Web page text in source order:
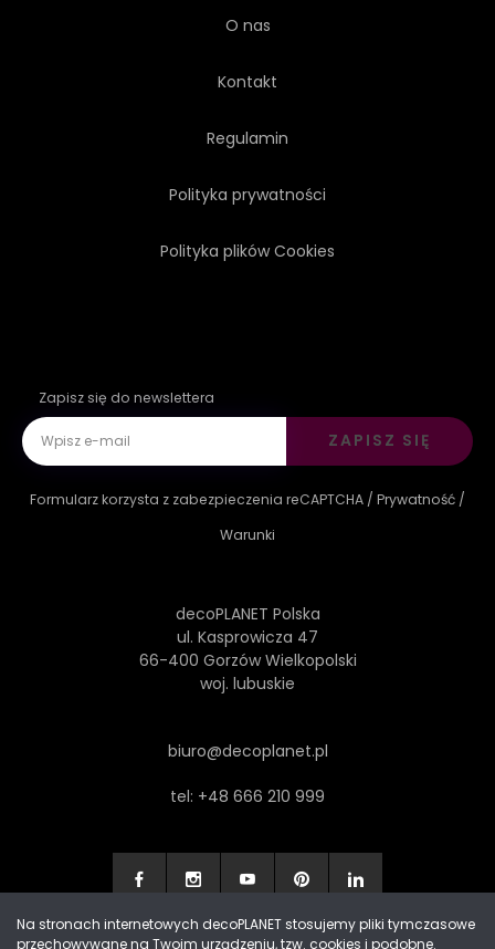
O nas
Kontakt
Regulamin
Polityka prywatności
Polityka plików Cookies
Zapisz się do newslettera
ZAPISZ SIĘ
Formularz korzysta z zabezpieczenia reCAPTCHA / Prywatność /
Warunki
decoPLANET Polska
ul. Kasprowicza 47
66-400 Gorzów Wielkopolski
woj. lubuskie
biuro@decoplanet.pl
tel: +48 666 210 999
Na stronach internetowych decoPLANET stosujemy pliki tymczasowe
przechowywane na Twoim urządzeniu, tzw. cookies i podobne.